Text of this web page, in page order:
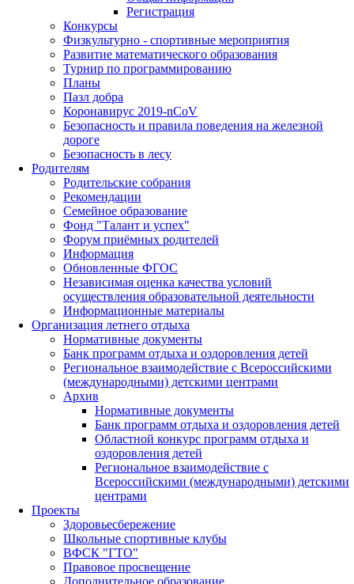
Регистрация
Конкурсы
Физкультурно - спортивные мероприятия
Развитие математического образования
Турнир по программированию
Планы
Пазл добра
Коронавирус 2019-nCoV
Безопасность и правила поведения на железной
дороге
Безопасность в лесу
Родителям
Родительские собрания
Рекомендации
Семейное образование
Фонд "Талант и успех"
Форум приёмных родителей
Информация
Обновленные ФГОС
Независимая оценка качества условий
осуществления образовательной деятельности
Информационные материалы
Организация летнего отдыха
Нормативные документы
Банк программ отдыха и оздоровления детей
Региональное взаимодействие с Всероссийскими
(международными) детскими центрами
Архив
Нормативные документы
Банк программ отдыха и оздоровления детей
Областной конкурс программ отдыха и
оздоровления детей
Региональное взаимодействие с
Всероссийскими (международными) детскими
центрами
Проекты
Здоровьесбережение
Школьные спортивные клубы
ВФСК "ГТО"
Правовое просвещение
Дополнительное образование